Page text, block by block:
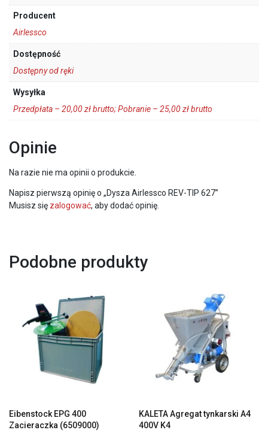
Producent
Airlessco
Dostępność
Dostępny od ręki
Wysyłka
Przedpłata – 20,00 zł brutto; Pobranie – 25,00 zł brutto
Opinie
Na razie nie ma opinii o produkcie.
Napisz pierwszą opinię o „Dysza Airlessco REV-TIP 627”
Musisz się zalogować, aby dodać opinię.
Podobne produkty
Eibenstock EPG 400
Zacieraczka (6509000)
KALETA Agregat tynkarski A4
400V K4